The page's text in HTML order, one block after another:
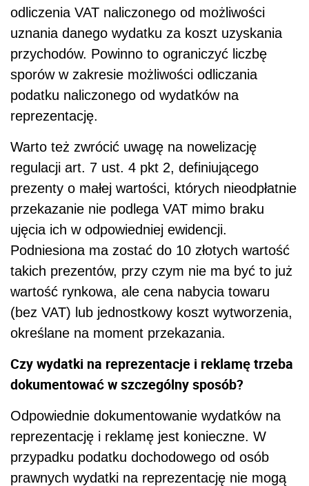
odliczenia VAT naliczonego od możliwości
uznania danego wydatku za koszt uzyskania
przychodów. Powinno to ograniczyć liczbę
sporów w zakresie możliwości odliczania
podatku naliczonego od wydatków na
reprezentację.
Warto też zwrócić uwagę na nowelizację
regulacji art. 7 ust. 4 pkt 2, definiującego
prezenty o małej wartości, których nieodpłatnie
przekazanie nie podlega VAT mimo braku
ujęcia ich w odpowiedniej ewidencji.
Podniesiona ma zostać do 10 złotych wartość
takich prezentów, przy czym nie ma być to już
wartość rynkowa, ale cena nabycia towaru
(bez VAT) lub jednostkowy koszt wytworzenia,
określane na moment przekazania.
Czy wydatki na reprezentacje i reklamę trzeba
dokumentować w szczególny sposób?
Odpowiednie dokumentowanie wydatków na
reprezentację i reklamę jest konieczne. W
przypadku podatku dochodowego od osób
prawnych wydatki na reprezentację nie mogą